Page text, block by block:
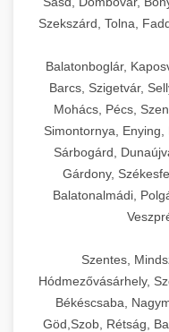
Szekszárd, Tolna,
Balatonboglár,
Barcs, Szigetvár,
Mohács, Pécs,
Simontornya, Enying,
Sárbogárd,
Gárdony,
Balatonalmádi,
Szentes,
Hódmezővásárhely,
Békéscsaba,
Göd,Szob, Rétság,